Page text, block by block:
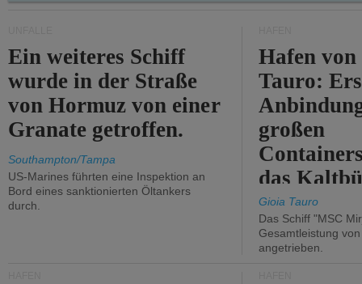
Ein weiteres Schiff
wurde in der Straße
von Hormuz von einer
Granate getroffen.
Southampton/Tampa
US-Marines führten eine Inspektion an
Bord eines sanktionierten Öltankers
durch.
Hafen
Tauro:
großen
das
Gioia Tauro
Das Schiff "MSC
Gesamtleistung
angetrieben.